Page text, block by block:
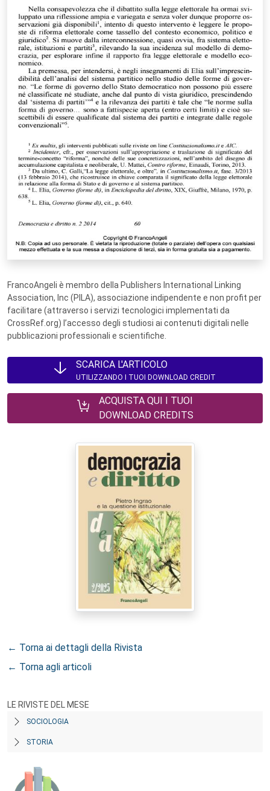
FrancoAngeli è membro della Publishers International Linking
Association, Inc (PILA), associazione indipendente e non profit per
facilitare (attraverso i servizi tecnologici implementati da
CrossRef.org) l’accesso degli studiosi ai contenuti digitali nelle
pubblicazioni professionali e scientifiche.
SCARICA L'ARTICOLO
UTILIZZANDO I TUOI DOWNLOAD CREDIT
ACQUISTA QUI I TUOI
DOWNLOAD CREDITS
← Torna ai dettagli della Rivista
← Torna agli articoli
LE RIVISTE DEL MESE
SOCIOLOGIA
STORIA